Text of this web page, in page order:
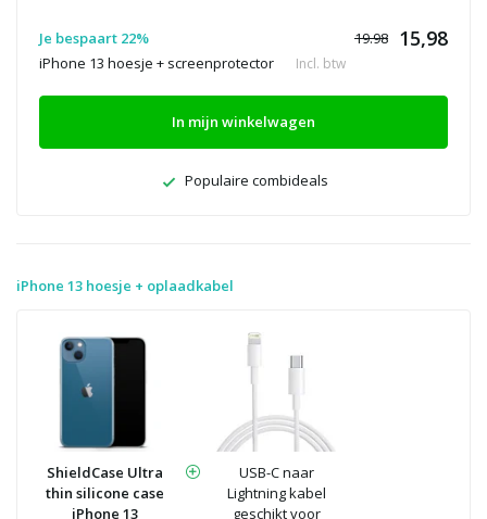
Je bespaart 22% 19.98 15,98
iPhone 13 hoesje + screenprotector Incl. btw
In mijn winkelwagen
Populaire combideals
iPhone 13 hoesje + oplaadkabel
ShieldCase Ultra
thin silicone case
iPhone 13
USB-C naar
Lightning kabel
geschikt voor